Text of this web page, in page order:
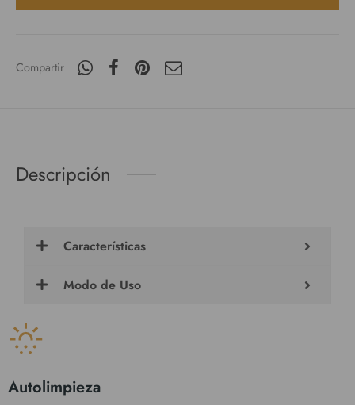
Compartir
Descripción
Características
Modo de Uso
Autolimpieza